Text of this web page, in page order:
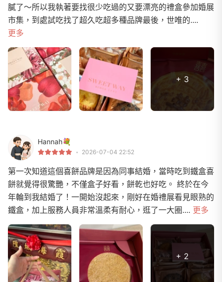
膩了～所以我執著要找很少吃過的又要漂亮的禮盒參加婚展
市集，到處試吃找了超久吃超多種品牌最後，世唯的....
更多
+ 3
Hannah💐
2026-07-04 22:52
第一次知道這個喜餅品牌是因為同事結婚，當時吃到鐵盒喜
餅就覺得很驚艷，不僅盒子好看，餅乾也好吃。 終於在今
年輪到我結婚了！一開始沒起來，剛好在婚禮展看見眼熟的
鐵盒，加上服務人員非常溫柔有耐心，逛了一大圈.... 更多
+ 2